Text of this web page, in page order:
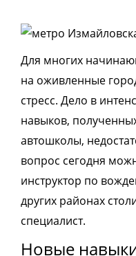
Для многих
на оживленные
стресс. Дело в
навыков,
автошколы,
вопрос сегодня
инструктор по
других районах
специалист.
Новые